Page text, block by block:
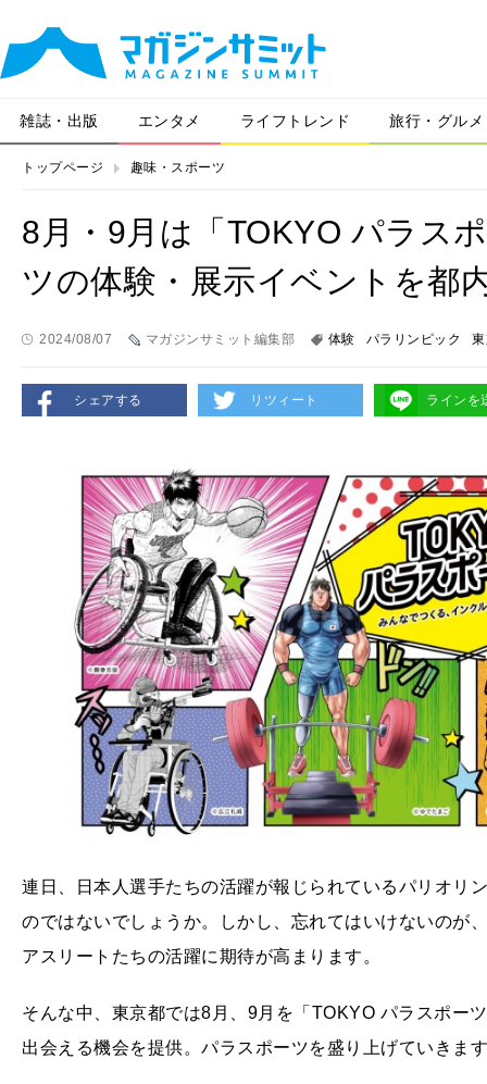
雑誌・出版 エンタメ ライフトレンド 旅行・グルメ
トップページ 趣味・スポーツ
8月・9月は「TOKYO パラス
ツの体験・展示イベントを都
2024/08/07 マガジンサミット編集部 体験 パラリンピック
シェアする リツィート ラインを
連日、日本人選手たちの活躍が報じられているパリオリ
のではないでしょうか。しかし、忘れてはいけないのが
アスリートたちの活躍に期待が高まります。
そんな中、東京都では8月、9月を「TOKYO パラスポー
出会える機会を提供。パラスポーツを盛り上げていきま